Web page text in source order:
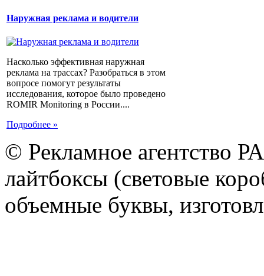
Наружная реклама и водители
Насколько эффективная наружная
реклама на трассах? Разобраться в этом
вопросе помогут результаты
исследования, которое было проведено
ROMIR Monitoring в России....
Подробнее »
© Рекламное агентство
лайтбоксы (световые
объемные буквы,